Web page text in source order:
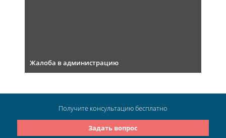
Жалоба в администрацию
Задать вопрос
Получите консультациюбесплатно